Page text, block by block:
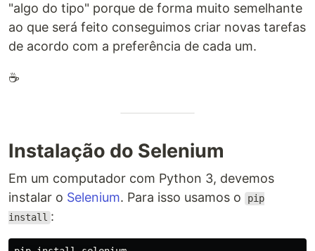
"algo do tipo" porque de forma muito semelhante
ao que será feito conseguimos criar novas tarefas
de acordo com a preferência de cada um.
☕
Instalação do Selenium
Em um computador com Python 3, devemos
instalar o Selenium. Para isso usamos o
pip
install :